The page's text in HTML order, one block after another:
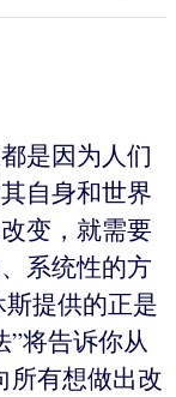
是因为人们
自身和世界
变，就需要
系统性的方
提供的正是
将告诉你从
所有想做出改